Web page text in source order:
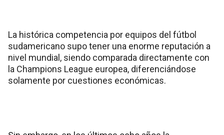
La histórica competencia por equipos del fútbol
sudamericano supo tener una enorme reputación a
nivel mundial, siendo comparada directamente con
la Champions League europea, diferenciándose
solamente por cuestiones económicas.